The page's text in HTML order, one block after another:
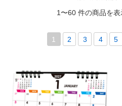
1〜60 件の商品を表
1 2 3 4 5